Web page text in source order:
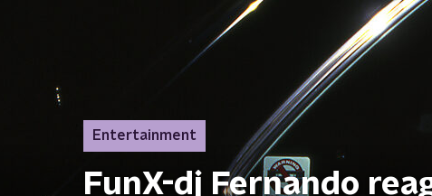
Entertainment
FunX-dj Fernando